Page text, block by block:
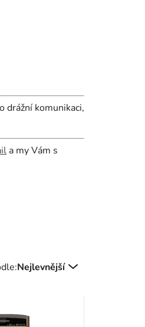
drážní komunikaci,
a my Vám s
Nejlevnější